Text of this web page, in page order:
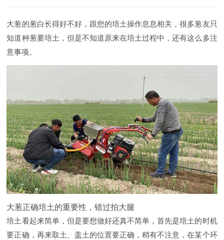
大葱的葱白长得好不好，跟您的培土操作息息相关，很多葱友只
知道种葱要培土，但是不知道原来在培土过程中，还有这么多注
意事项。
大葱正确培土的重要性，错过拍大腿
培土看起来简单，但是要想做好还真不简单，首先是培土的时机
要正确，再来取土、盖土的位置要正确，稍有不注意，在某个环